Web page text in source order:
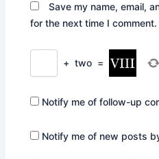
Save my name, email,
for the next time I comment.
+ two =
Notify me of follow-up
Notify me of new posts